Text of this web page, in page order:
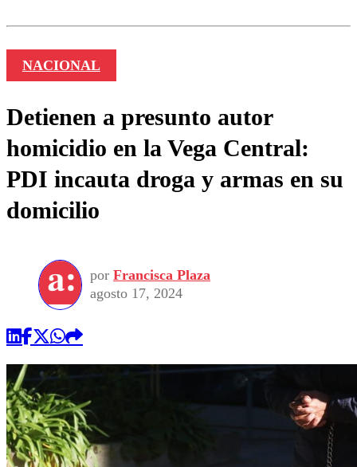
NACIONAL
Detienen a presunto autor
homicidio en la Vega Central:
PDI incauta droga y armas en su
domicilio
por Francisca Plaza
agosto 17, 2024